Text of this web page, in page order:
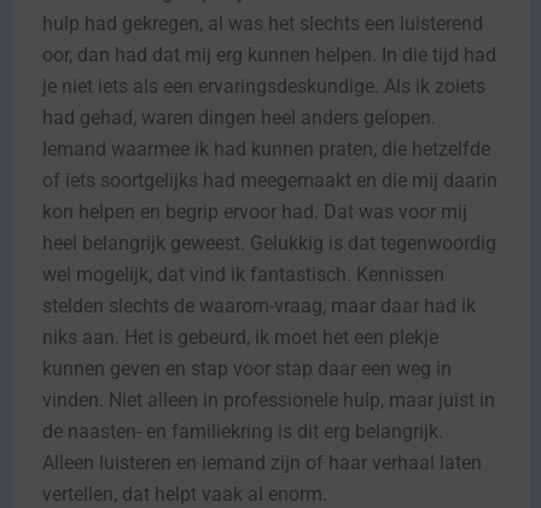
hulp had gekregen, al was het slechts een luisterend
oor, dan had dat mij erg kunnen helpen. In die tijd had
je niet iets als een ervaringsdeskundige. Als ik zoiets
had gehad, waren dingen heel anders gelopen.
Iemand waarmee ik had kunnen praten, die hetzelfde
of iets soortgelijks had meegemaakt en die mij daarin
kon helpen en begrip ervoor had. Dat was voor mij
heel belangrijk geweest. Gelukkig is dat tegenwoordig
wel mogelijk, dat vind ik fantastisch. Kennissen
stelden slechts de waarom-vraag, maar daar had ik
niks aan. Het is gebeurd, ik moet het een plekje
kunnen geven en stap voor stap daar een weg in
vinden. Niet alleen in professionele hulp, maar juist in
de naasten- en familiekring is dit erg belangrijk.
Alleen luisteren en iemand zijn of haar verhaal laten
vertellen, dat helpt vaak al enorm.